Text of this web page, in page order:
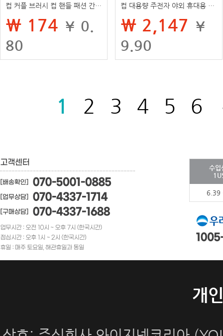
컵 커플 브러시 컵 핸들 패션 간단
칫솔
₩ 174 ¥ 0.
80
컵 대용량 주전자 야외 휴대용 고
컵
₩ 2,147 ¥
9.90
1 2 3 4 5 6
수입
6.39
개